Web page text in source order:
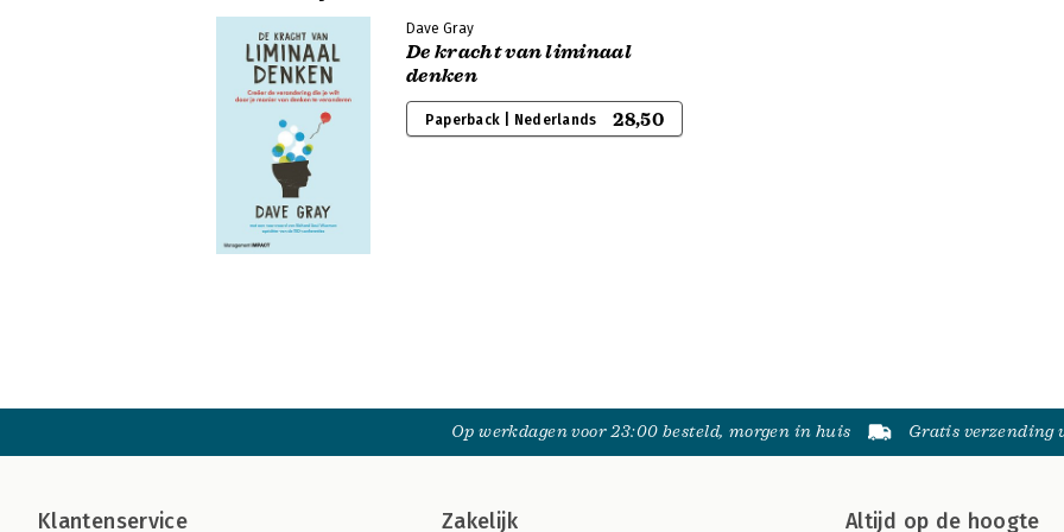
Dave Gray
De kracht van liminaal
denken
Paperback | Nederlands 28,50
Op werkdagen voor 23:00 besteld, morgen in huis Gratis verzending
Klantenservice Zakelijk Altijd op de hoogte